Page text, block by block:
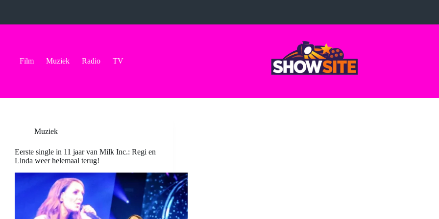
Film Muziek Radio TV
Muziek
Eerste single in 11 jaar van Milk Inc.: Regi en
Linda weer helemaal terug!